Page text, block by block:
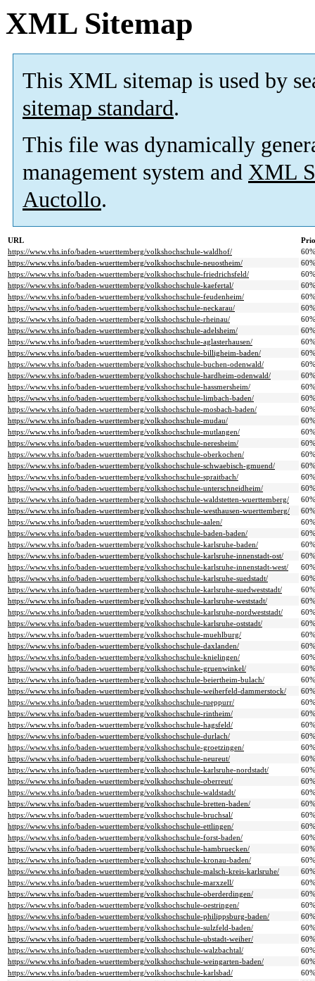
XML Sitemap
This XML sitemap is used by
sitemap standard.
This file was dynamically
management system and XML
Auctollo.
URL
https://www.vhs.info/baden-wuerttemberg/volkshochschule-waldhof/
60%
https://www.vhs.info/baden-wuerttemberg/volkshochschule-neuostheim/
60%
https://www.vhs.info/baden-wuerttemberg/volkshochschule-friedrichsfeld/
60%
https://www.vhs.info/baden-wuerttemberg/volkshochschule-kaefertal/
60%
https://www.vhs.info/baden-wuerttemberg/volkshochschule-feudenheim/
60%
https://www.vhs.info/baden-wuerttemberg/volkshochschule-neckarau/
60%
https://www.vhs.info/baden-wuerttemberg/volkshochschule-rheinau/
60%
https://www.vhs.info/baden-wuerttemberg/volkshochschule-adelsheim/
60%
https://www.vhs.info/baden-wuerttemberg/volkshochschule-aglasterhausen/
60%
https://www.vhs.info/baden-wuerttemberg/volkshochschule-billigheim-baden/
60%
https://www.vhs.info/baden-wuerttemberg/volkshochschule-buchen-odenwald/
60%
https://www.vhs.info/baden-wuerttemberg/volkshochschule-hardheim-odenwald/
60%
https://www.vhs.info/baden-wuerttemberg/volkshochschule-hassmersheim/
60%
https://www.vhs.info/baden-wuerttemberg/volkshochschule-limbach-baden/
60%
https://www.vhs.info/baden-wuerttemberg/volkshochschule-mosbach-baden/
60%
https://www.vhs.info/baden-wuerttemberg/volkshochschule-mudau/
60%
https://www.vhs.info/baden-wuerttemberg/volkshochschule-mutlangen/
60%
https://www.vhs.info/baden-wuerttemberg/volkshochschule-neresheim/
60%
https://www.vhs.info/baden-wuerttemberg/volkshochschule-oberkochen/
60%
https://www.vhs.info/baden-wuerttemberg/volkshochschule-schwaebisch-gmuend/
60%
https://www.vhs.info/baden-wuerttemberg/volkshochschule-spraitbach/
60%
https://www.vhs.info/baden-wuerttemberg/volkshochschule-unterschneidheim/
60%
https://www.vhs.info/baden-wuerttemberg/volkshochschule-waldstetten-wuerttemberg/
60%
https://www.vhs.info/baden-wuerttemberg/volkshochschule-westhausen-wuerttemberg/
60%
https://www.vhs.info/baden-wuerttemberg/volkshochschule-aalen/
60%
https://www.vhs.info/baden-wuerttemberg/volkshochschule-baden-baden/
60%
https://www.vhs.info/baden-wuerttemberg/volkshochschule-karlsruhe-baden/
60%
https://www.vhs.info/baden-wuerttemberg/volkshochschule-karlsruhe-innenstadt-ost/
60%
https://www.vhs.info/baden-wuerttemberg/volkshochschule-karlsruhe-innenstadt-west/
60%
https://www.vhs.info/baden-wuerttemberg/volkshochschule-karlsruhe-suedstadt/
60%
https://www.vhs.info/baden-wuerttemberg/volkshochschule-karlsruhe-suedweststadt/
60%
https://www.vhs.info/baden-wuerttemberg/volkshochschule-karlsruhe-weststadt/
60%
https://www.vhs.info/baden-wuerttemberg/volkshochschule-karlsruhe-nordweststadt/
60%
https://www.vhs.info/baden-wuerttemberg/volkshochschule-karlsruhe-oststadt/
60%
https://www.vhs.info/baden-wuerttemberg/volkshochschule-muehlburg/
60%
https://www.vhs.info/baden-wuerttemberg/volkshochschule-daxlanden/
60%
https://www.vhs.info/baden-wuerttemberg/volkshochschule-knielingen/
60%
https://www.vhs.info/baden-wuerttemberg/volkshochschule-gruenwinkel/
60%
https://www.vhs.info/baden-wuerttemberg/volkshochschule-beiertheim-bulach/
60%
https://www.vhs.info/baden-wuerttemberg/volkshochschule-weiherfeld-dammerstock/
60%
https://www.vhs.info/baden-wuerttemberg/volkshochschule-rueppurr/
60%
https://www.vhs.info/baden-wuerttemberg/volkshochschule-rintheim/
60%
https://www.vhs.info/baden-wuerttemberg/volkshochschule-hagsfeld/
60%
https://www.vhs.info/baden-wuerttemberg/volkshochschule-durlach/
60%
https://www.vhs.info/baden-wuerttemberg/volkshochschule-groetzingen/
60%
https://www.vhs.info/baden-wuerttemberg/volkshochschule-neureut/
60%
https://www.vhs.info/baden-wuerttemberg/volkshochschule-karlsruhe-nordstadt/
60%
https://www.vhs.info/baden-wuerttemberg/volkshochschule-oberreut/
60%
https://www.vhs.info/baden-wuerttemberg/volkshochschule-waldstadt/
60%
https://www.vhs.info/baden-wuerttemberg/volkshochschule-bretten-baden/
60%
https://www.vhs.info/baden-wuerttemberg/volkshochschule-bruchsal/
60%
https://www.vhs.info/baden-wuerttemberg/volkshochschule-ettlingen/
60%
https://www.vhs.info/baden-wuerttemberg/volkshochschule-forst-baden/
60%
https://www.vhs.info/baden-wuerttemberg/volkshochschule-hambruecken/
60%
https://www.vhs.info/baden-wuerttemberg/volkshochschule-kronau-baden/
60%
https://www.vhs.info/baden-wuerttemberg/volkshochschule-malsch-kreis-karlsruhe/
60%
https://www.vhs.info/baden-wuerttemberg/volkshochschule-marxzell/
60%
https://www.vhs.info/baden-wuerttemberg/volkshochschule-oberderdingen/
60%
https://www.vhs.info/baden-wuerttemberg/volkshochschule-oestringen/
60%
https://www.vhs.info/baden-wuerttemberg/volkshochschule-philippsburg-baden/
60%
https://www.vhs.info/baden-wuerttemberg/volkshochschule-sulzfeld-baden/
60%
https://www.vhs.info/baden-wuerttemberg/volkshochschule-ubstadt-weiher/
60%
https://www.vhs.info/baden-wuerttemberg/volkshochschule-walzbachtal/
60%
https://www.vhs.info/baden-wuerttemberg/volkshochschule-weingarten-baden/
60%
https://www.vhs.info/baden-wuerttemberg/volkshochschule-karlsbad/
60%